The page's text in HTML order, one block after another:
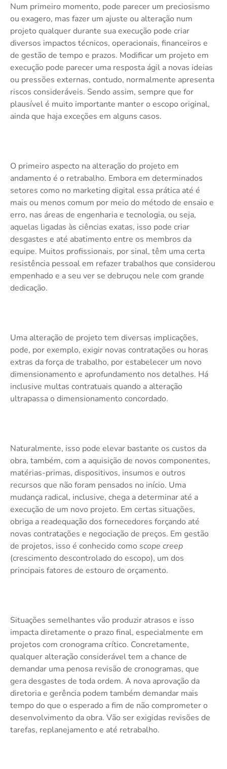
Num primeiro momento, pode parecer um preciosismo
ou exagero, mas fazer um ajuste ou alteração num
projeto qualquer durante sua execução pode criar
diversos impactos técnicos, operacionais, financeiros e
de gestão de tempo e prazos. Modificar um projeto em
execução pode parecer uma resposta ágil a novas ideias
ou pressões externas, contudo, normalmente apresenta
riscos consideráveis. Sendo assim, sempre que for
plausível é muito importante manter o escopo original,
ainda que haja exceções em alguns casos.
O primeiro aspecto na alteração do projeto em
andamento é o retrabalho. Embora em determinados
setores como no marketing digital essa prática até é
mais ou menos comum por meio do método de ensaio e
erro, nas áreas de engenharia e tecnologia, ou seja,
aquelas ligadas às ciências exatas, isso pode criar
desgastes e até abatimento entre os membros da
equipe. Muitos profissionais, por sinal, têm uma certa
resistência pessoal em refazer trabalhos que considerou
empenhado e a seu ver se debruçou nele com grande
dedicação.
Uma alteração de projeto tem diversas implicações,
pode, por exemplo, exigir novas contratações ou horas
extras da força de trabalho, por estabelecer um novo
dimensionamento e aprofundamento nos detalhes. Há
inclusive multas contratuais quando a alteração
ultrapassa o dimensionamento concordado.
Naturalmente, isso pode elevar bastante os custos da
obra, também, com a aquisição de novos componentes,
matérias-primas, dispositivos, insumos e outros
recursos que não foram pensados no início. Uma
mudança radical, inclusive, chega a determinar até a
execução de um novo projeto. Em certas situações,
obriga a readequação dos fornecedores forçando até
novas contratações e negociação de preços. Em gestão
de projetos, isso é conhecido como scope creep
(crescimento descontrolado do escopo), um dos
principais fatores de estouro de orçamento.
Situações semelhantes vão produzir atrasos e isso
impacta diretamente o prazo final, especialmente em
projetos com cronograma crítico. Concretamente,
qualquer alteração considerável tem a chance de
demandar uma penosa revisão de cronogramas, que
gera desgastes de toda ordem. A nova aprovação da
diretoria e gerência podem também demandar mais
tempo do que o esperado a fim de não comprometer o
desenvolvimento da obra. Vão ser exigidas revisões de
tarefas, replanejamento e até retrabalho.